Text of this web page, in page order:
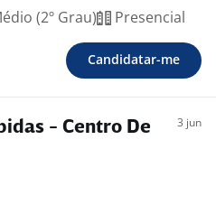
(2º Grau) Presencial
Candidatar-me
- Centro De
3 jun